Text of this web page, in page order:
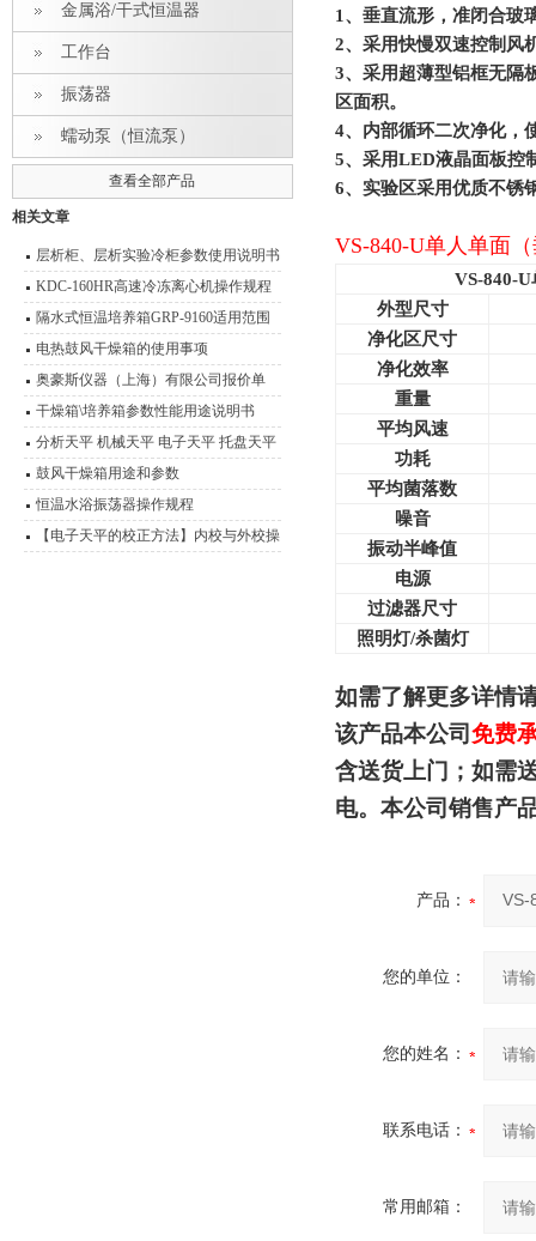
金属浴/干式恒温器
工作台
振荡器
蠕动泵（恒流泵）
查看全部产品
相关文章
层析柜、层析实验冷柜参数使用说明书
KDC-160HR高速冷冻离心机操作规程
离心机使用与维护
隔水式恒温培养箱GRP-9160适用范围
电热鼓风干燥箱的使用事项
奥豪斯仪器（上海）有限公司报价单
干燥箱\培养箱参数性能用途说明书
分析天平 机械天平 电子天平 托盘天平
精密天平 电子秤 扭力天平 液体比重天
平 静水力学天平 酸度计 电导率仪 溶氧
仪 离子计 滴定仪 水份测定仪 电极 浓
鼓风干燥箱用途和参数
恒温水浴振荡器操作规程
【电子天平的校正方法】内校与外校操
1 、垂直流形，准闭合玻
2、采用快慢双速控制风
3、采用超薄型铝框无隔
区面积。
4、内部循环二次净化，
5、采用LED液晶面板控
6、实验区采用优质不锈
VS-840-U单人单面
VS-840-U
外型尺寸
净化区尺寸
净化效率
重量
平均风速
功耗
平均菌落数
噪音
振动半峰值
电源
过滤器尺寸
照明灯/杀菌灯
如需了解更多详情
该产品本公司免费
含送货上门；如需
电。本公司销售产
产品：
您的单位：
您的姓名：
联系电话：
常用邮箱：